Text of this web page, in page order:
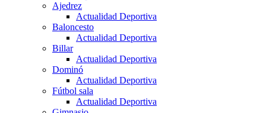
Ajedrez
Actualidad Deportiva
Baloncesto
Actualidad Deportiva
Billar
Actualidad Deportiva
Dominó
Actualidad Deportiva
Fútbol sala
Actualidad Deportiva